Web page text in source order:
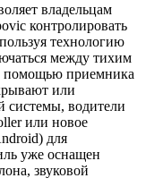
владельцам
контролировать
технологию
между тихим
помощью приемника
или
системы, водители
или новое
для
уже оснащен
звуковой